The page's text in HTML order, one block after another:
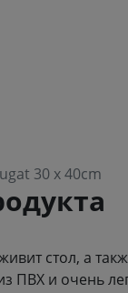
30 x 40cm
стол, а
ПВХ и очень